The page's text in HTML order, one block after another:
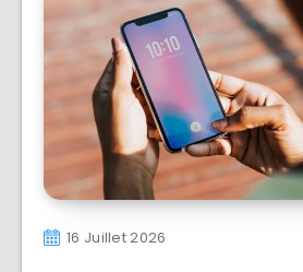
16 Juillet 2026